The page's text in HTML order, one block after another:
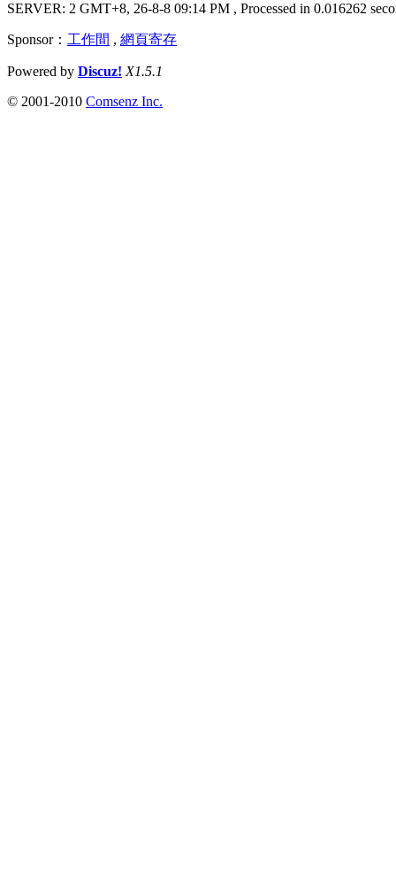
SERVER: 2 GMT+8, 26-8-8 09:14 PM , Processed in 0.016262
Sponsor： 工作間 , 網頁寄存
Powered by Discuz! X1.5.1
© 2001-2010 Comsenz Inc.